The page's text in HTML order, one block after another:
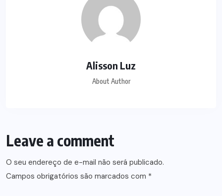
Alisson Luz
About Author
Leave a comment
O seu endereço de e-mail não será publicado.
Campos obrigatórios são marcados com *